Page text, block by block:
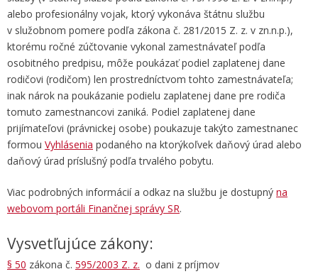
alebo profesionálny vojak, ktorý vykonáva štátnu službu
v služobnom pomere podľa zákona č. 281/2015 Z. z. v zn.n.p.),
ktorému ročné zúčtovanie vykonal zamestnávateľ podľa
osobitného predpisu, môže poukázať podiel zaplatenej dane
rodičovi (rodičom) len prostredníctvom tohto zamestnávateľa;
inak nárok na poukázanie podielu zaplatenej dane pre rodiča
tomuto zamestnancovi zaniká. Podiel zaplatenej dane
prijímateľovi (právnickej osobe) poukazuje takýto zamestnanec
formou Vyhlásenia podaného na ktorýkoľvek daňový úrad alebo
daňový úrad príslušný podľa trvalého pobytu.
Viac podrobných informácií a odkaz na službu je dostupný na
webovom portáli Finančnej správy SR.
Vysvetľujúce zákony:
§ 50 zákona č. 595/2003 Z. z. o dani z príjmov